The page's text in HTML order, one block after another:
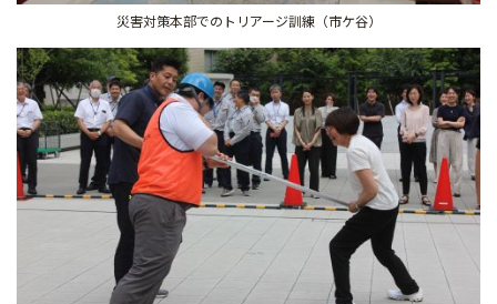
災害対策本部でのトリアージ訓練（市ケ谷）